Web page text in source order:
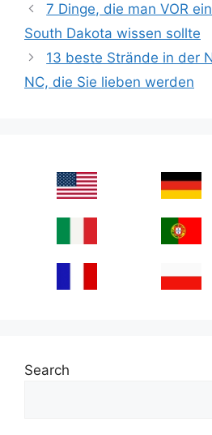
7 Dinge, die man VOR
South Dakota wissen sollte
13 beste Strände in der
NC, die Sie lieben werden
Search